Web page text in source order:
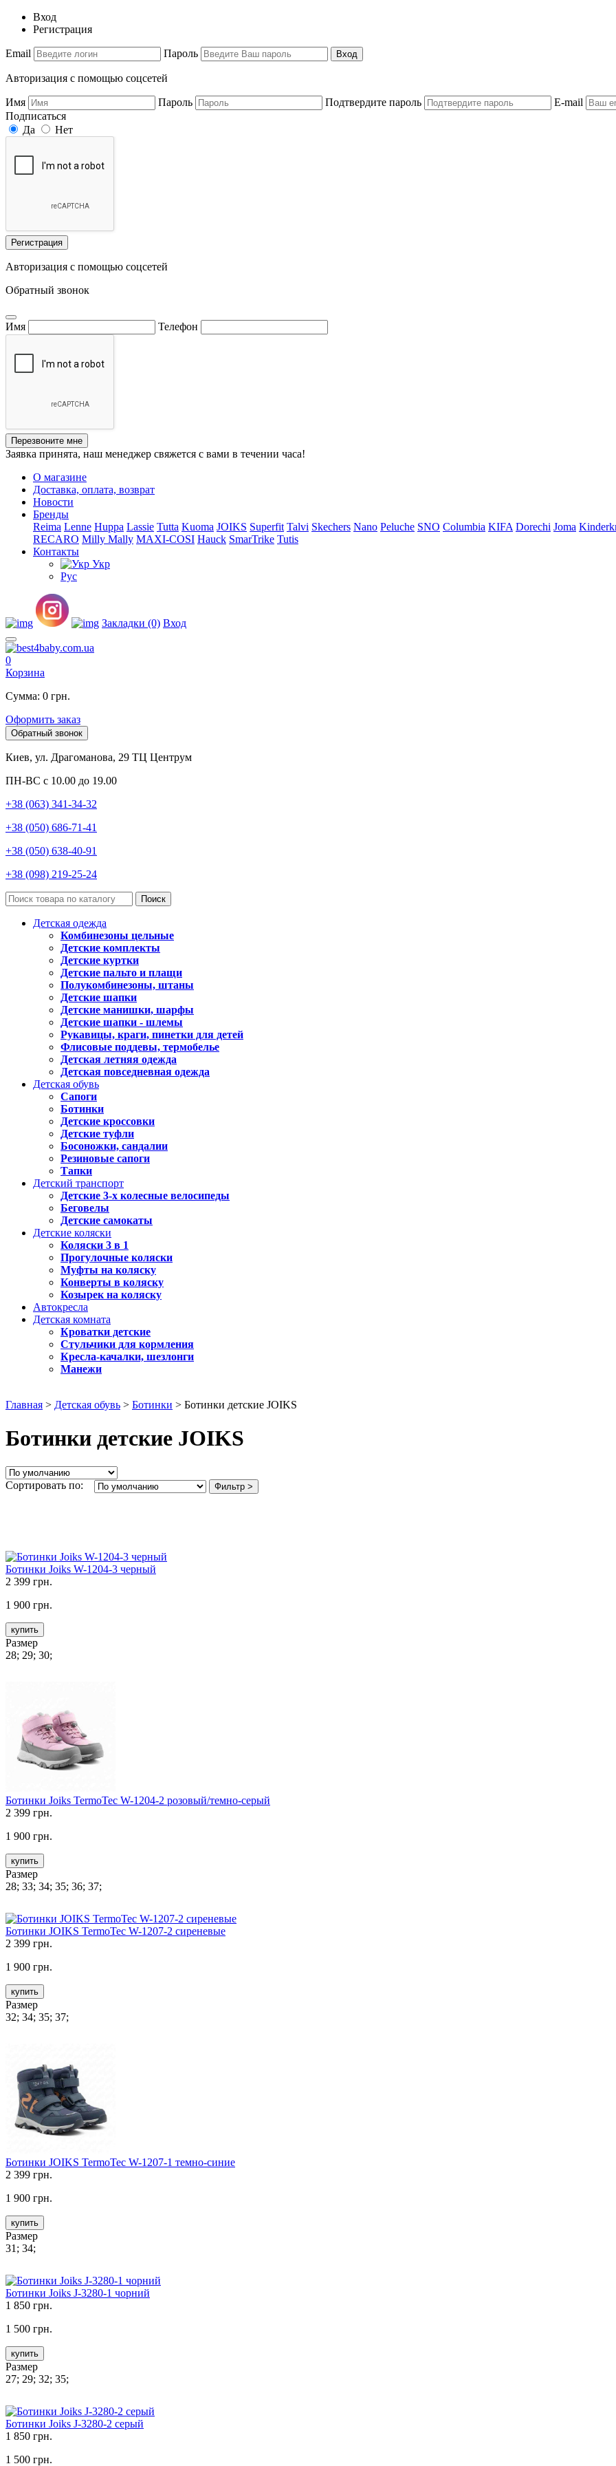
Вход
Регистрация
Email Пароль Вход
Авторизация с помощью соцсетей
Имя Пароль Подтвердите пароль
E-mail
Подписаться
Да
Нет
Регистрация
Авторизация с помощью соцсетей
Обратный звонок
Имя Телефон
Перезвоните мне
Заявка принята, наш менеджер свяжется с вами в течении часа!
О магазине
Доставка, оплата, возврат
Новости
Бренды
Reima Lenne Huppa Lassie Tutta Kuoma JOIKS Superfit Talvi Skechers Nano Peluche SNO Columbia KIFA Dorechi Joma
RECARO Milly Mally MAXI-COSI Hauck SmarTrike Tutis
Контакты
Укр
Рус
Закладки (0) Вход
0
Корзина
Сумма: 0 грн.
Оформить заказ
Обратный звонок
Киев, ул. Драгоманова, 29 ТЦ Центрум
ПН-ВС с 10.00 до 19.00
+38 (063) 341-34-32
+38 (050) 686-71-41
+38 (050) 638-40-91
+38 (098) 219-25-24
Поиск
Детская одежда
Комбинезоны цельные
Детские комплекты
Детские куртки
Детские пальто и плащи
Полукомбинезоны, штаны
Детские шапки
Детские манишки, шарфы
Детские шапки - шлемы
Рукавицы, краги, пинетки для детей
Флисовые поддевы, термобелье
Детская летняя одежда
Детская повседневная одежда
Детская обувь
Сапоги
Ботинки
Детские кроссовки
Детские туфли
Босоножки, сандалии
Резиновые сапоги
Тапки
Детский транспорт
Детские 3-х колесные велосипеды
Беговелы
Детские самокаты
Детские коляски
Коляски 3 в 1
Прогулочные коляски
Муфты на коляску
Конверты в коляску
Козырек на коляску
Автокресла
Детская комната
Кроватки детские
Стульчики для кормления
Кресла-качалки, шезлонги
Манежи
Главная > Детская обувь > Ботинки > Ботинки детские JOIKS
Ботинки детские JOIKS
Сортировать по: Фильтр >
Ботинки Joiks W-1204-3 черный
2 399 грн.
1 900 грн.
купить
Размер
28; 29; 30;
Ботинки Joiks TermoTec W-1204-2 розовый/темно-серый
2 399 грн.
1 900 грн.
купить
Размер
28; 33; 34; 35; 36; 37;
Ботинки JOIKS TermoTec W-1207-2 сиреневые
2 399 грн.
1 900 грн.
купить
Размер
32; 34; 35; 37;
Ботинки JOIKS TermoTec W-1207-1 темно-синие
2 399 грн.
1 900 грн.
купить
Размер
31; 34;
Ботинки Joiks J-3280-1 чорний
1 850 грн.
1 500 грн.
купить
Размер
27; 29; 32; 35;
Ботинки Joiks J-3280-2 серый
1 850 грн.
1 500 грн.